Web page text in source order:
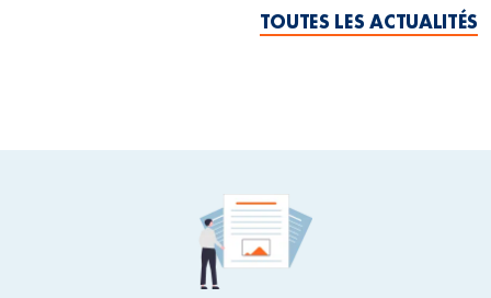
TOUTES LES ACTUALITÉS